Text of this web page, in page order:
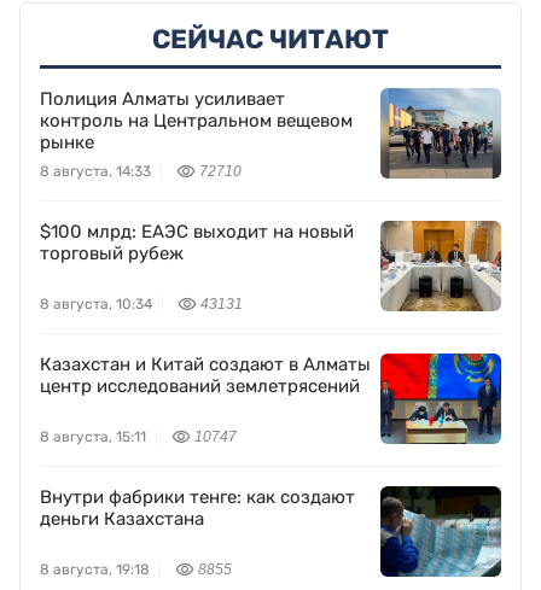
СЕЙЧАС ЧИТАЮТ
Полиция Алматы усиливает
контроль на Центральном вещевом
рынке
8 августа, 14:33 72710
$100 млрд: ЕАЭС выходит на новый
торговый рубеж
8 августа, 10:34 43131
Казахстан и Китай создают в Алматы
центр исследований землетрясений
8 августа, 15:11 10747
Внутри фабрики тенге: как создают
деньги Казахстана
8 августа, 19:18 8855